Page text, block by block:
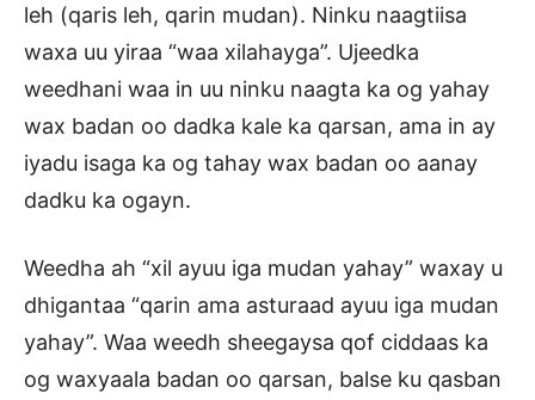
leh (qaris leh, qarin mudan). Ninku naagtiisa
waxa uu yiraa “waa xilahayga”. Ujeedka
weedhani waa in uu ninku naagta ka og yahay
wax badan oo dadka kale ka qarsan, ama in ay
iyadu isaga ka og tahay wax badan oo aanay
dadku ka ogayn.
Weedha ah “xil ayuu iga mudan yahay” waxay u
dhigantaa “qarin ama asturaad ayuu iga mudan
yahay”. Waa weedh sheegaysa qof ciddaas ka
og waxyaala badan oo qarsan, balse ku qasban